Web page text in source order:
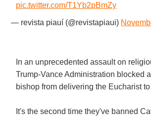
pic.twitter.com/T1Yb2pBmZy
— revista piauí (@revistapiaui)
In an unprecedented assault on
Trump-Vance Administration blocked
bishop from delivering the Eucharist
It's the second time they've banned